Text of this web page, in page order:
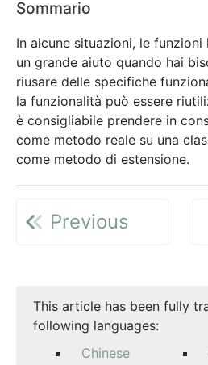
Sommario
In alcune situazioni, le
un grande aiuto quando hai
riusare delle specifiche
la funzionalità può essere
è consigliabile prendere in
come metodo reale su una
come metodo di estensione.
Previous
This article has been fully
following languages:
Chinese